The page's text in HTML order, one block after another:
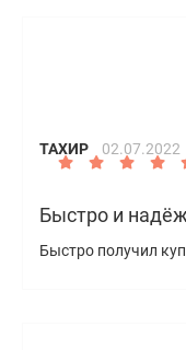
ТАХИР 02.07.2022
Быстро и
Быстро получил